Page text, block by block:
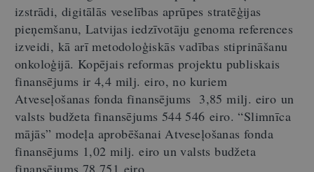
izstrādi, digitālās veselības aprūpes stratēģijas
pieņemšanu, Latvijas iedzīvotāju genoma references
izveidi, kā arī metodoloģiskās vadības stiprināšanu
onkoloģijā. Kopējais reformas projektu publiskais
finansējums ir 4,4 milj. eiro, no kuriem
Atveseļošanas fonda finansējums 3,85 milj. eiro un
valsts budžeta finansējums 544 546 eiro. “Slimnīca
mājās” modeļa aprobēšanai Atveseļošanas fonda
finansējums 1,02 milj. eiro un valsts budžeta
finansējums 78 751 eiro